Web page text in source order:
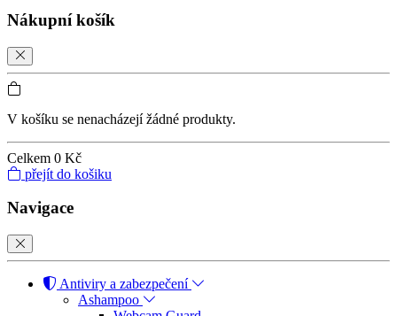
Nákupní košík
V košíku se nenacházejí žádné produkty.
Celkem 0 Kč
přejít do košiku
Navigace
Antiviry a zabezpečení
Ashampoo